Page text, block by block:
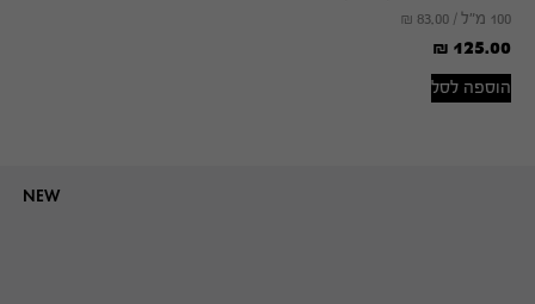
100 מ"ל / ₪ 83.00
₪ 125.00
הוספה לסל
NEW